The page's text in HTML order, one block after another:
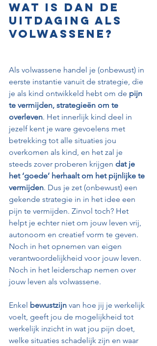
Wat is dan de
uitdaging als
volwassene?
Als volwassene handel je (onbewust) in
eerste instantie vanuit de strategie, die
je als kind ontwikkeld hebt om de pijn
te vermijden, strategieën om te
overleven. Het innerlijk kind deel in
jezelf kent je ware gevoelens met
betrekking tot alle situaties jou
overkomen als kind, en het zal je
steeds zover proberen krijgen dat je
het ‘goede’ herhaalt om het pijnlijke te
vermijden. Dus je zet (onbewust) een
gekende strategie in in het idee een
pijn te vermijden. Zinvol toch? Het
helpt je echter niet om jouw leven vrij,
autonoom en creatief vorm te geven.
Noch in het opnemen van eigen
verantwoordelijkheid voor jouw leven.
Noch in het leiderschap nemen over
jouw leven als volwassene.
Enkel bewustzijn van hoe jij je werkelijk
voelt, geeft jou de mogelijkheid tot
werkelijk inzicht in wat jou pijn doet,
welke situaties schadelijk zijn en waar